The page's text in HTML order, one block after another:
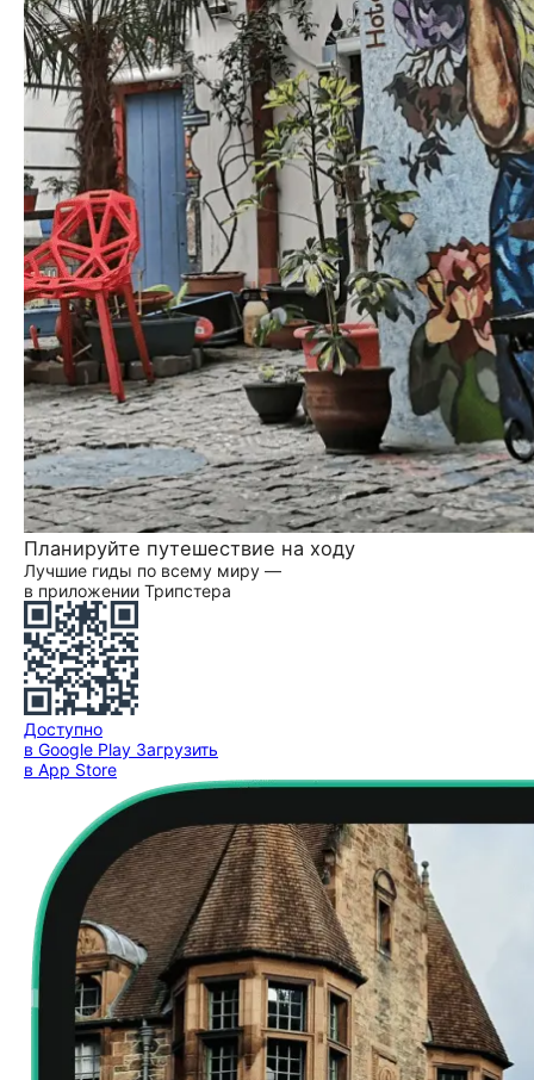
Планируйте путешествие на ходу
Лучшие гиды по всему миру —
в приложении Трипстера
Доступно
в Google Play Загрузить
в App Store